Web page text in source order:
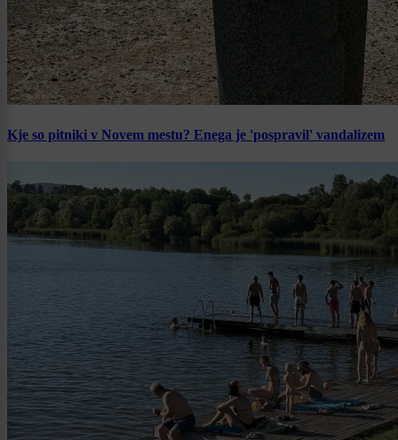
Kje so pitniki v Novem mestu? Enega je 'pospravil' vandalizem